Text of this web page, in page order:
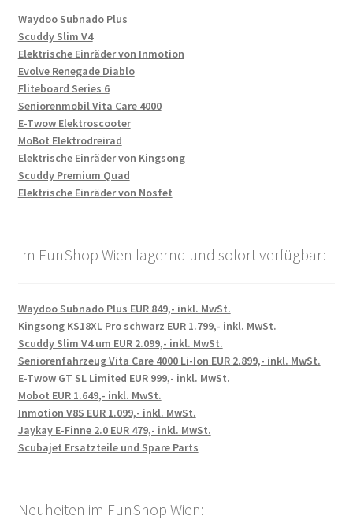
Waydoo Subnado Plus
Scuddy Slim V4
Elektrische Einräder von Inmotion
Evolve Renegade Diablo
Fliteboard Series 6
Seniorenmobil Vita Care 4000
E-Twow Elektroscooter
MoBot Elektrodreirad
Elektrische Einräder von Kingsong
Scuddy Premium Quad
Elektrische Einräder von Nosfet
Im FunShop Wien lagernd und sofort verfügbar:
Waydoo Subnado Plus EUR 849,- inkl. MwSt.
Kingsong KS18XL Pro schwarz EUR 1.799,- inkl. MwSt.
Scuddy Slim V4 um EUR 2.099,- inkl. MwSt.
Seniorenfahrzeug Vita Care 4000 Li-Ion EUR 2.899,- inkl. MwSt.
E-Twow GT SL Limited EUR 999,- inkl. MwSt.
Mobot EUR 1.649,- inkl. MwSt.
Inmotion V8S EUR 1.099,- inkl. MwSt.
Jaykay E-Finne 2.0 EUR 479,- inkl. MwSt.
Scubajet Ersatzteile und Spare Parts
Neuheiten im FunShop Wien: